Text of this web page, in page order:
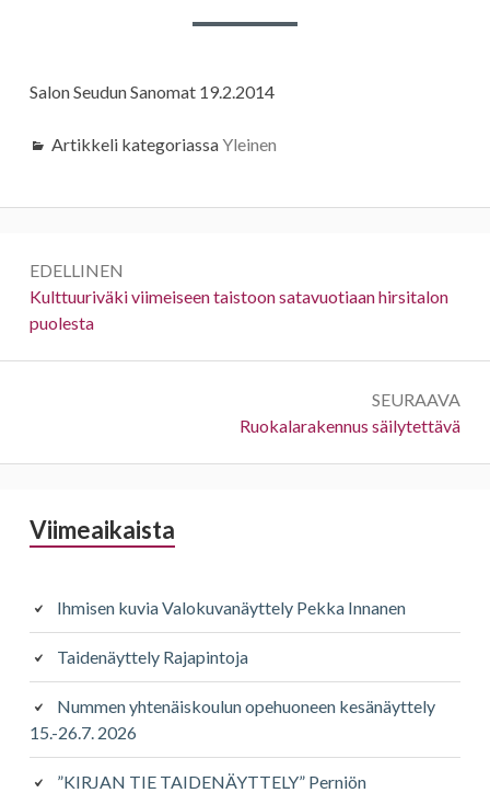
Salon Seudun Sanomat 19.2.2014
Artikkeli kategoriassaYleinen
selaus
EDELLINEN
Edellinen:
Kulttuuriväki viimeiseen taistoon satavuotiaan hirsitalon
puolesta
SEURAAVA
Seuraava:
Ruokalarakennus säilytettävä
Sivupalkki
Viimeaikaista
Ihmisen kuvia Valokuvanäyttely Pekka Innanen
Taidenäyttely Rajapintoja
Nummen yhtenäiskoulun opehuoneen kesänäyttely
15.-26.7. 2026
”KIRJAN TIE TAIDENÄYTTELY” Perniön